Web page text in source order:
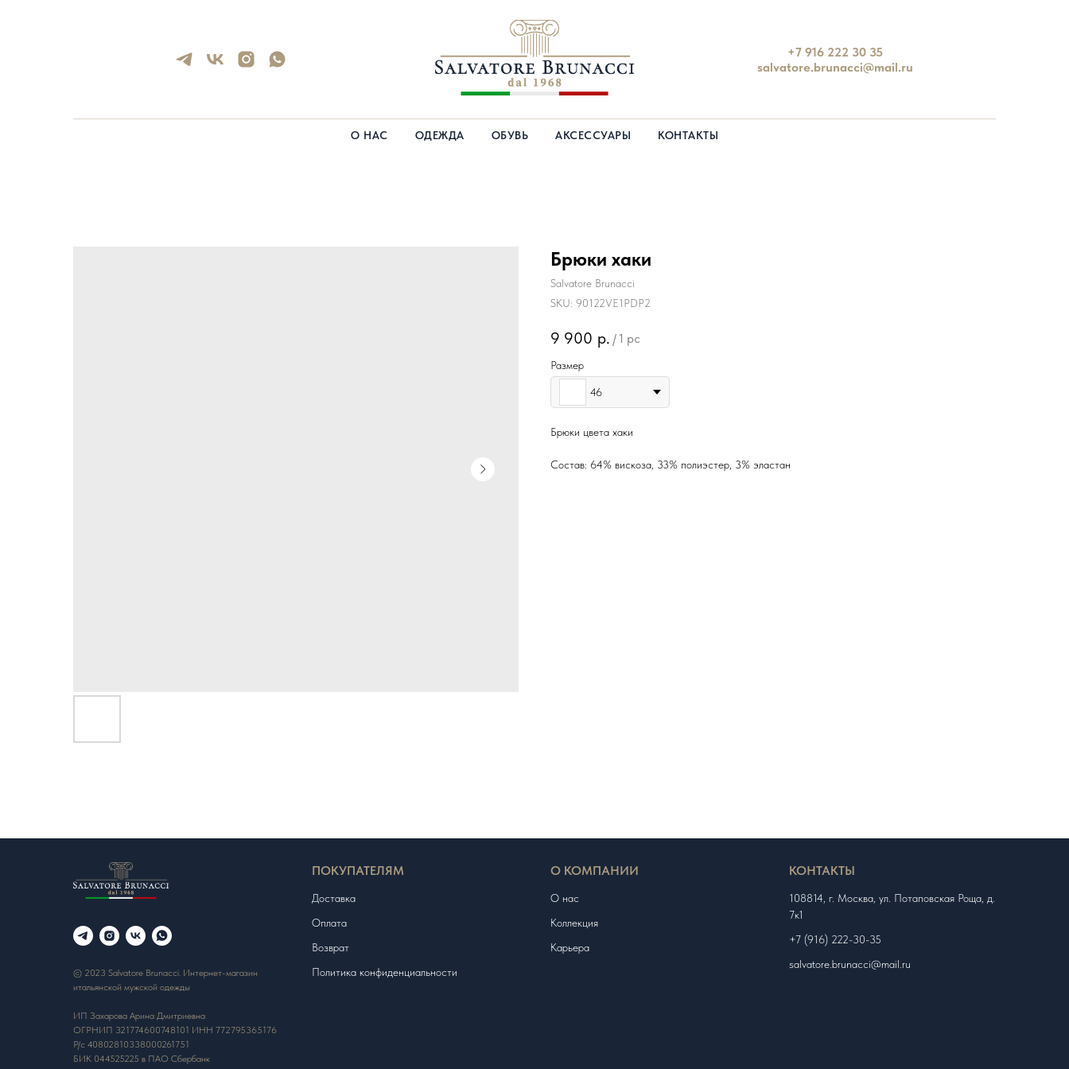
+7 916 222 30 35
salvatore.brunacci@mail.ru
О НАС ОДЕЖДА ОБУВЬ АКСЕССУАРЫ КОНТАКТЫ
Брюки хаки
Salvatore Brunacci
SKU: 90122VE1PDP2
9 900 р. / 1 pc
Размер
46
Брюки цвета хаки
Состав: 64% вискоза, 33% полиэстер, 3% эластан
© 2023 Salvatore Brunacci. Интернет-магазин
итальянской мужской одежды
ИП Захарова Арина Дмитриевна
ОГРНИП 321774600748101 ИНН 772795365176
Р/с 40802810338000261751
БИК 044525225 в ПАО Сбербанк
ПОКУПАТЕЛЯМ
Доставка
Оплата
Возврат
Политика конфиденциальности
О КОМПАНИИ
О нас
Коллекция
Карьера
КОНТАКТЫ
108814, г. Москва, ул. Потаповская Роща, д.
7к1
+7 (916) 222-30-35
salvatore.brunacci@mail.ru